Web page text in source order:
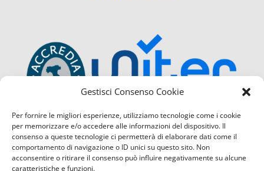
Gestisci Consenso Cookie
Per fornire le migliori esperienze, utilizziamo tecnologie come i cookie
per memorizzare e/o accedere alle informazioni del dispositivo. Il
consenso a queste tecnologie ci permetterà di elaborare dati come il
comportamento di navigazione o ID unici su questo sito. Non
acconsentire o ritirare il consenso può influire negativamente su alcune
caratteristiche e funzioni.